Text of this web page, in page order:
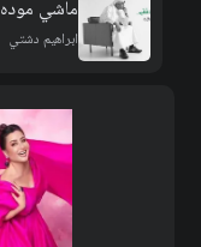
ماشي موده
ابراهيم دشتي